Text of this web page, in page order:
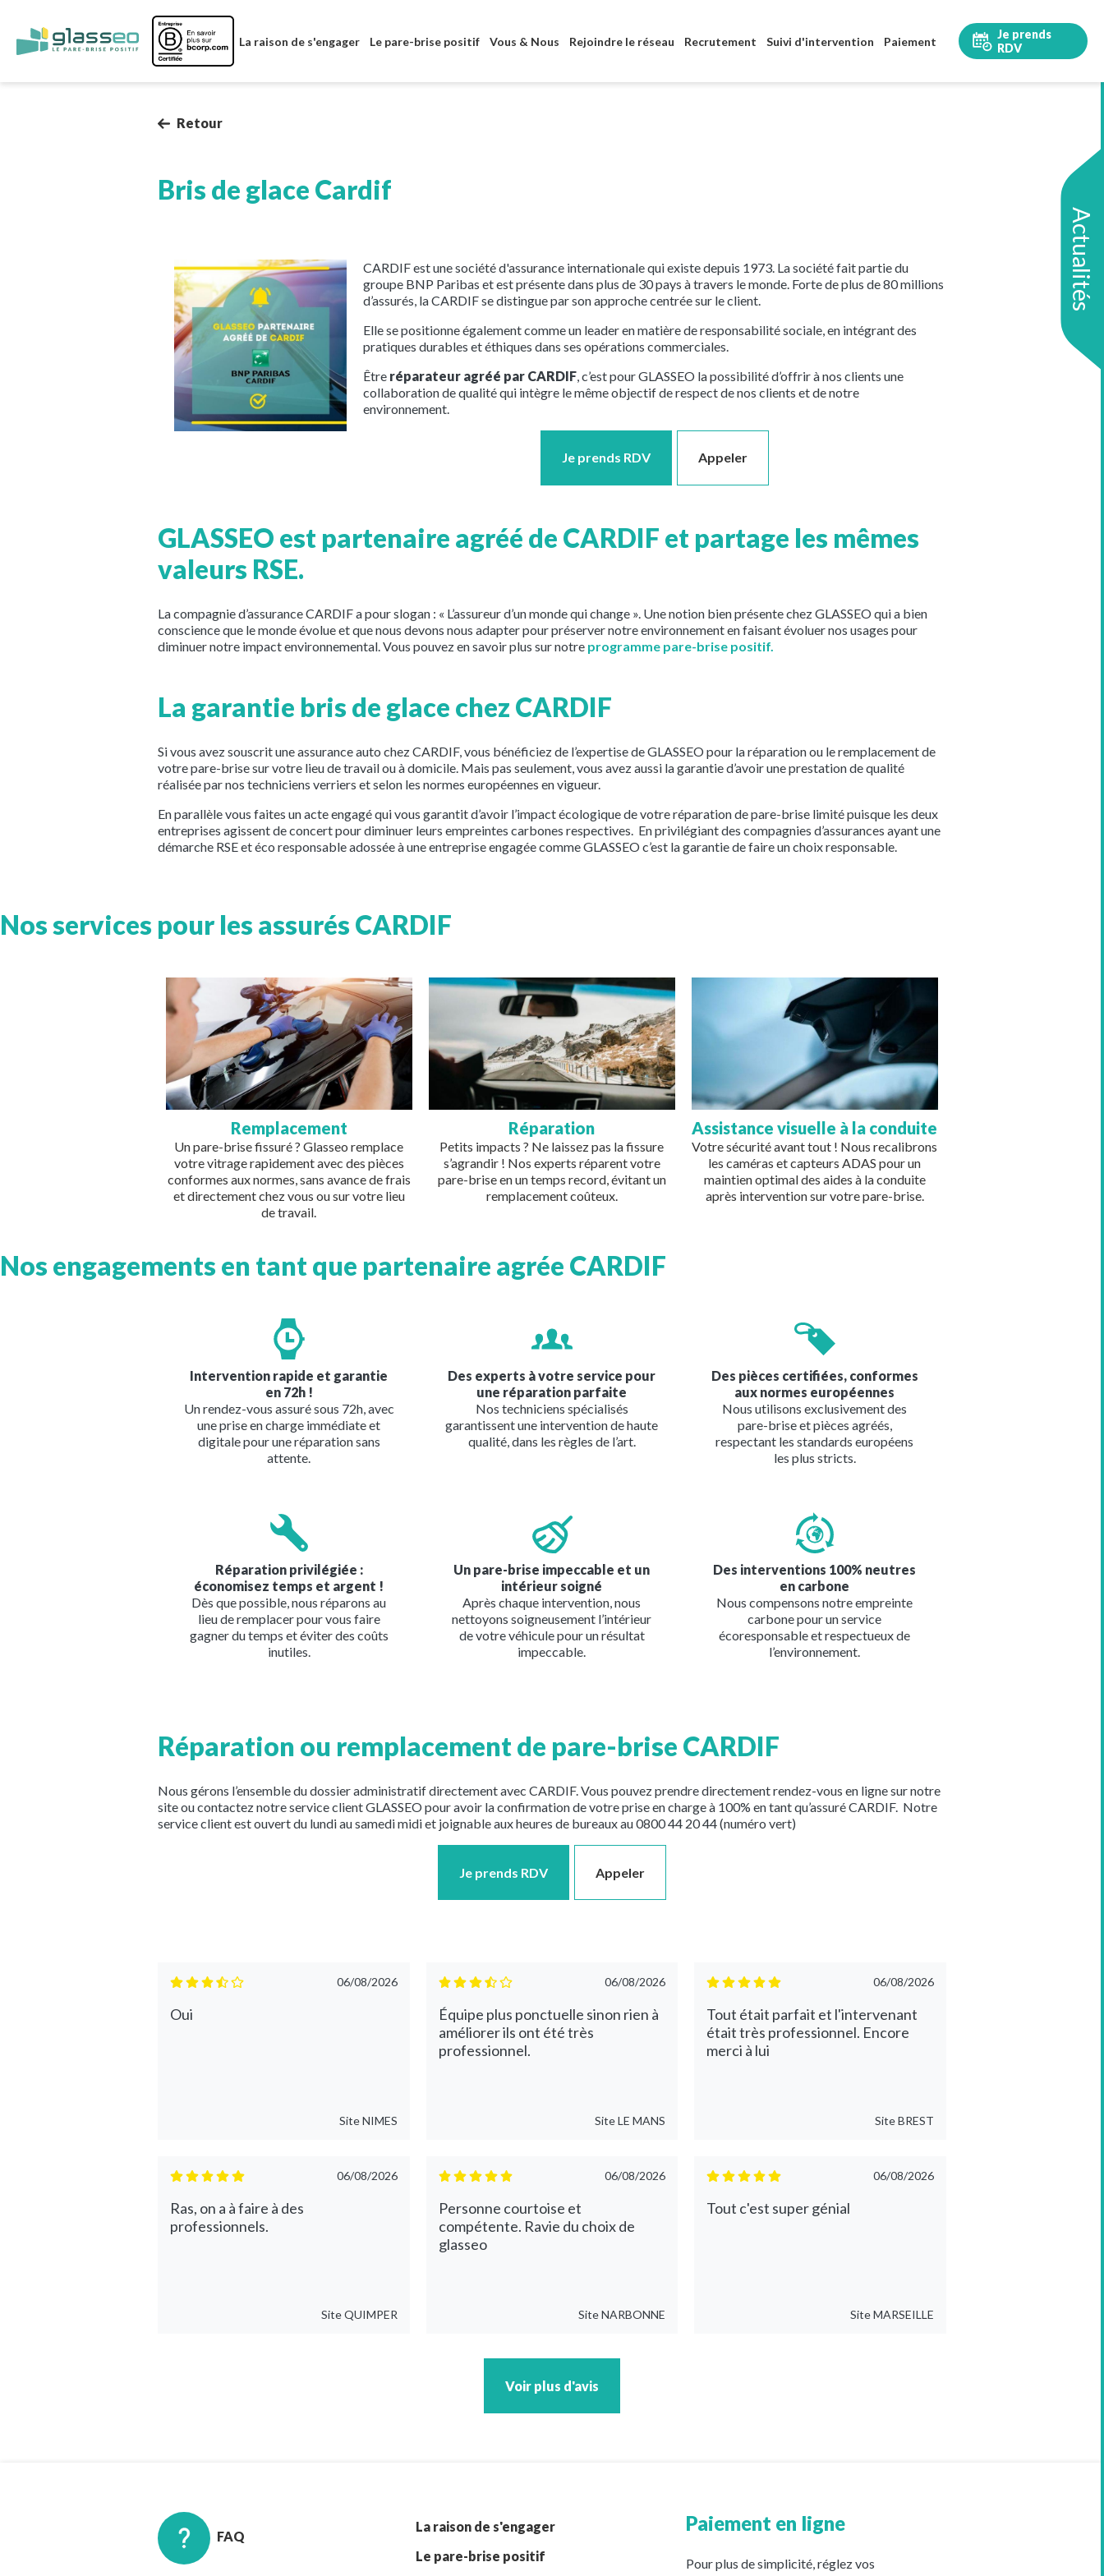
Image
La raison de s'engager Le pare-brise positif Vous & Nous Rejoindre le réseau Recrutement Suivi d'intervention Paiement
Je prends
RDV
Actualités
Retour
Bris de glace Cardif
CARDIF est une société d'assurance internationale qui existe depuis 1973. La société fait partie du
groupe BNP Paribas et est présente dans plus de 30 pays à travers le monde. Forte de plus de 80 millions
d’assurés, la CARDIF se distingue par son approche centrée sur le client.
Elle se positionne également comme un leader en matière de responsabilité sociale, en intégrant des
pratiques durables et éthiques dans ses opérations commerciales.
Être réparateur agréé par CARDIF, c’est pour GLASSEO la possibilité d’offrir à nos clients une
collaboration de qualité qui intègre le même objectif de respect de nos clients et de notre
environnement.
Je prends RDV Appeler
GLASSEO est partenaire agréé de CARDIF et partage les mêmes
valeurs RSE.
La compagnie d’assurance CARDIF a pour slogan : « L’assureur d’un monde qui change ». Une notion bien présente chez GLASSEO qui a bien
conscience que le monde évolue et que nous devons nous adapter pour préserver notre environnement en faisant évoluer nos usages pour
diminuer notre impact environnemental. Vous pouvez en savoir plus sur notre programme pare-brise positif.
La garantie bris de glace chez CARDIF
Si vous avez souscrit une assurance auto chez CARDIF, vous bénéficiez de l’expertise de GLASSEO pour la réparation ou le remplacement de
votre pare-brise sur votre lieu de travail ou à domicile. Mais pas seulement, vous avez aussi la garantie d’avoir une prestation de qualité
réalisée par nos techniciens verriers et selon les normes européennes en vigueur.
En parallèle vous faites un acte engagé qui vous garantit d’avoir l’impact écologique de votre réparation de pare-brise limité puisque les deux
entreprises agissent de concert pour diminuer leurs empreintes carbones respectives. En privilégiant des compagnies d’assurances ayant une
démarche RSE et éco responsable adossée à une entreprise engagée comme GLASSEO c’est la garantie de faire un choix responsable.
Nos services pour les assurés CARDIF
Image
Remplacement
Un pare-brise fissuré ? Glasseo remplace
votre vitrage rapidement avec des pièces
conformes aux normes, sans avance de frais
et directement chez vous ou sur votre lieu
de travail.
Image
Réparation
Petits impacts ? Ne laissez pas la fissure
s’agrandir ! Nos experts réparent votre
pare-brise en un temps record, évitant un
remplacement coûteux.
Assistance visuelle à la conduite
Votre sécurité avant tout ! Nous recalibrons
les caméras et capteurs ADAS pour un
maintien optimal des aides à la conduite
après intervention sur votre pare-brise.
Nos engagements en tant que partenaire agrée CARDIF
Intervention rapide et garantie
en 72h !
Un rendez-vous assuré sous 72h, avec
une prise en charge immédiate et
digitale pour une réparation sans
attente.
Des experts à votre service pour
une réparation parfaite
Nos techniciens spécialisés
garantissent une intervention de haute
qualité, dans les règles de l’art.
Des pièces certifiées, conformes
aux normes européennes
Nous utilisons exclusivement des
pare-brise et pièces agréés,
respectant les standards européens
les plus stricts.
Réparation privilégiée :
économisez temps et argent !
Dès que possible, nous réparons au
lieu de remplacer pour vous faire
gagner du temps et éviter des coûts
inutiles.
Un pare-brise impeccable et un
intérieur soigné
Après chaque intervention, nous
nettoyons soigneusement l’intérieur
de votre véhicule pour un résultat
impeccable.
Des interventions 100% neutres
en carbone
Nous compensons notre empreinte
carbone pour un service
écoresponsable et respectueux de
l’environnement.
Réparation ou remplacement de pare-brise CARDIF
Nous gérons l’ensemble du dossier administratif directement avec CARDIF. Vous pouvez prendre directement rendez-vous en ligne sur notre
site ou contactez notre service client GLASSEO pour avoir la confirmation de votre prise en charge à 100% en tant qu’assuré CARDIF. Notre
service client est ouvert du lundi au samedi midi et joignable aux heures de bureaux au 0800 44 20 44 (numéro vert)
Je prends RDV Appeler
06/08/2026
Oui
SiteNIMES
06/08/2026
Équipe plus ponctuelle sinon rien à
améliorer ils ont été très
professionnel.
SiteLE MANS
06/08/2026
Tout était parfait et l'intervenant
était très professionnel. Encore
merci à lui
SiteBREST
06/08/2026
Ras, on a à faire à des
professionnels.
SiteQUIMPER
06/08/2026
Personne courtoise et
compétente. Ravie du choix de
glasseo
SiteNARBONNE
06/08/2026
Tout c'est super génial
SiteMARSEILLE
Voir plus d'avis
FAQ
La raison de s'engager
Le pare-brise positif
Paiement en ligne
Pour plus de simplicité, réglez vos